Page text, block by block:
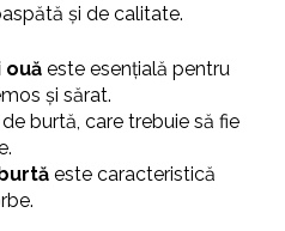
și de calitate.
ouă este esențială pentru
și sărat.
burtă, care trebuie să fie
este caracteristică